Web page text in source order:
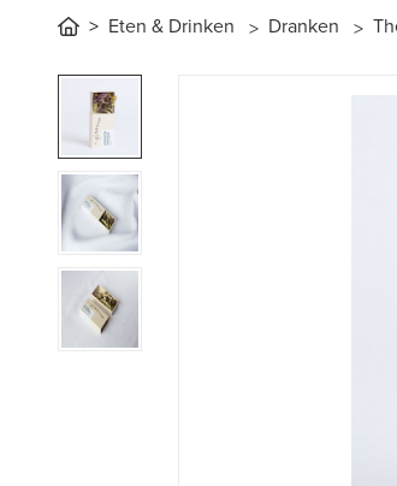
Eten & Drinken Dranken